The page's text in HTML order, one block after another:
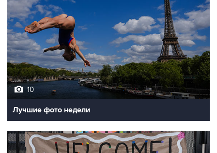
10
Лучшие фото недели